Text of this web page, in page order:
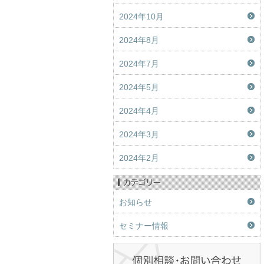
2024年10月
2024年8月
2024年7月
2024年5月
2024年4月
2024年3月
2024年2月
お知らせ
セミナー情報